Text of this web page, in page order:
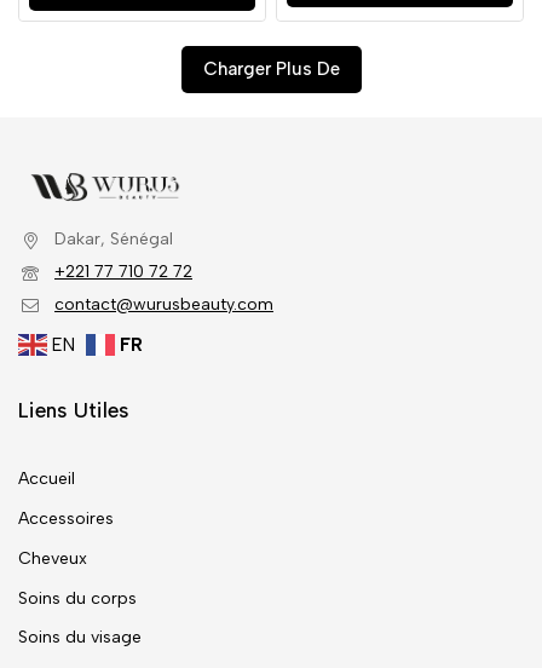
Charger Plus De
Dakar, Sénégal
+221 77 710 72 72
contact@wurusbeauty.com
EN FR
Liens Utiles
Accueil
Accessoires
Cheveux
Soins du corps
Soins du visage